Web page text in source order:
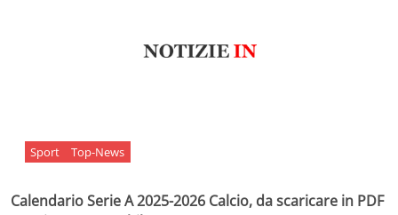
Sport Top-News
Calendario Serie A 2025-2026 Calcio, da scaricare in PDF